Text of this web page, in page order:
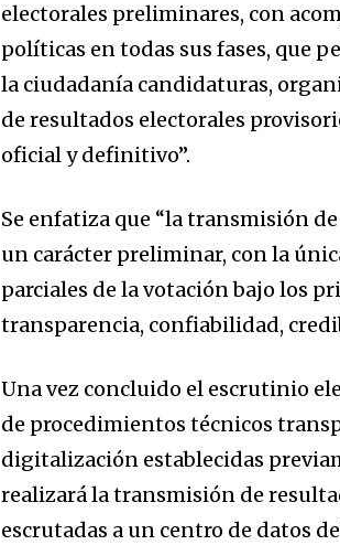
electorales preliminares, con
políticas en todas sus fases, que
la ciudadanía candidaturas,
de resultados electorales
oficial y definitivo”.
Se enfatiza que “la transmisión
un carácter preliminar, con la
parciales de la votación bajo los
transparencia, confiabilidad,
Una vez concluido el escrutinio
de procedimientos técnicos
digitalización establecidas
realizará la transmisión de
escrutadas a un centro de datos